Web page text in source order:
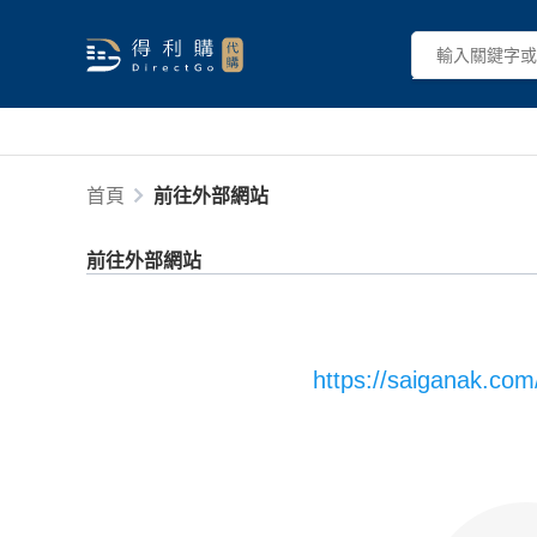
首頁 前往外部網站
前往外部網站
https://